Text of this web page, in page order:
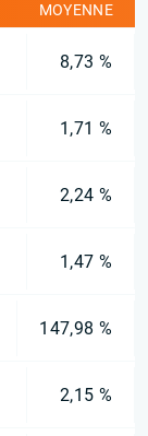
MOYENNE
8,73 %
1,71 %
2,24 %
1,47 %
147,98 %
2,15 %